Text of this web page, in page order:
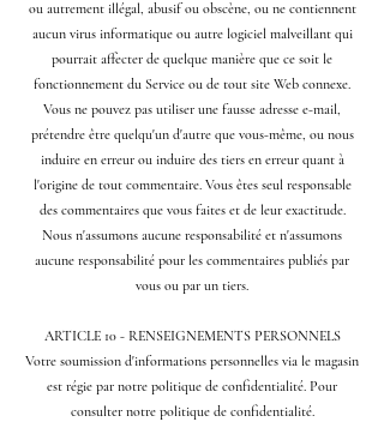
ou autrement illégal, abusif ou obscène, ou ne contiennent
aucun virus informatique ou autre logiciel malveillant qui
pourrait affecter de quelque manière que ce soit le
fonctionnement du Service ou de tout site Web connexe.
Vous ne pouvez pas utiliser une fausse adresse e-mail,
prétendre être quelqu'un d'autre que vous-même, ou nous
induire en erreur ou induire des tiers en erreur quant à
l'origine de tout commentaire. Vous êtes seul responsable
des commentaires que vous faites et de leur exactitude.
Nous n'assumons aucune responsabilité et n'assumons
aucune responsabilité pour les commentaires publiés par
vous ou par un tiers.
ARTICLE 10 - RENSEIGNEMENTS PERSONNELS
Votre soumission d'informations personnelles via le magasin
est régie par notre politique de confidentialité. Pour
consulter notre politique de confidentialité.